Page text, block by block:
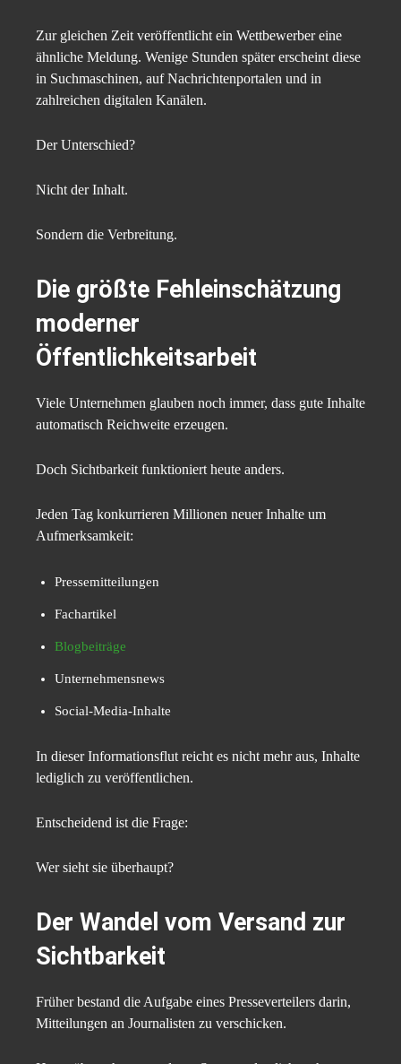
Zur gleichen Zeit veröffentlicht ein Wettbewerber eine
ähnliche Meldung. Wenige Stunden später erscheint diese
in Suchmaschinen, auf Nachrichtenportalen und in
zahlreichen digitalen Kanälen.
Der Unterschied?
Nicht der Inhalt.
Sondern die Verbreitung.
Die größte Fehleinschätzung
moderner
Öffentlichkeitsarbeit
Viele Unternehmen glauben noch immer, dass gute Inhalte
automatisch Reichweite erzeugen.
Doch Sichtbarkeit funktioniert heute anders.
Jeden Tag konkurrieren Millionen neuer Inhalte um
Aufmerksamkeit:
Pressemitteilungen
Fachartikel
Blogbeiträge
Unternehmensnews
Social-Media-Inhalte
In dieser Informationsflut reicht es nicht mehr aus, Inhalte
lediglich zu veröffentlichen.
Entscheidend ist die Frage:
Wer sieht sie überhaupt?
Der Wandel vom Versand zur
Sichtbarkeit
Früher bestand die Aufgabe eines Presseverteilers darin,
Mitteilungen an Journalisten zu verschicken.